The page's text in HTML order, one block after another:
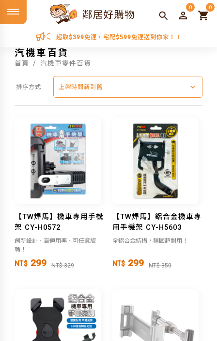
超取$399免運，宅配$599免運送到你家！！
0 0
汽機車百貨
首頁 汽機車零件百貨
排序方式 上架時間新到舊
【TW焊馬】機車專用手機
架 CY-H0572
創新設計、高適用率、可任意旋
轉！
NT$ 299 NT$ 329
【TW焊馬】鋁合金機車專
用手機架 CY-H5603
全鋁合金結構，穩固超耐用！
NT$ 299 NT$ 350